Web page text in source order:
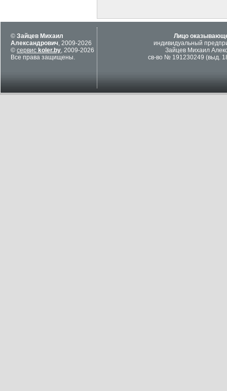
© Зайцев Михаил
Александрович, 2009-2026
© сервис koler.by, 2009-2026
Все права защищены.
Лицо
индивидуальный
Зайцев Михаил
св-во № 191230249 (выд.